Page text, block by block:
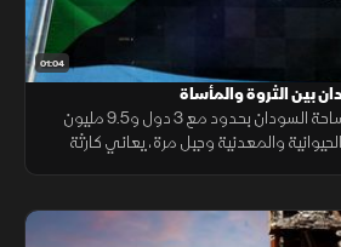
01:04
بين الثروة والمأساة
يمتد دارفور على خمس مساحة السودان بحدود مع 3 دول و9.5 مليون
والمعدنية وجبل مرة، يعاني كارثة